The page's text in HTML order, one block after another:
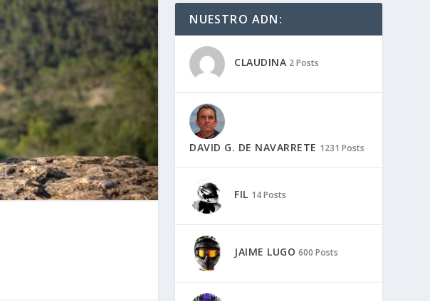
NUESTRO ADN:
CLAUDINA 2 Posts
DAVID G. DE NAVARRETE 1231 Posts
FIL 14 Posts
JAIME LUGO 600 Posts